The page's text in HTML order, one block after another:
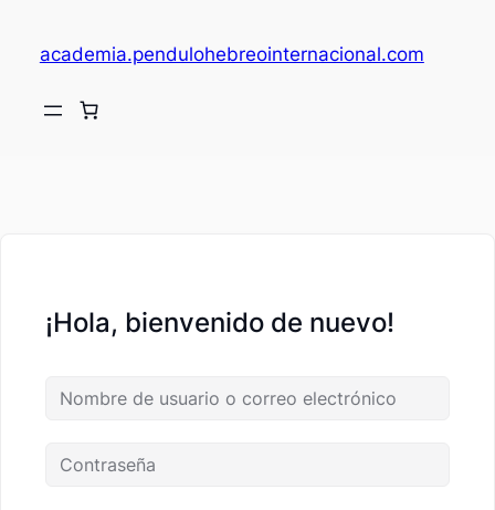
academia.pendulohebreointernacional.com
¡Hola, bienvenido de nuevo!